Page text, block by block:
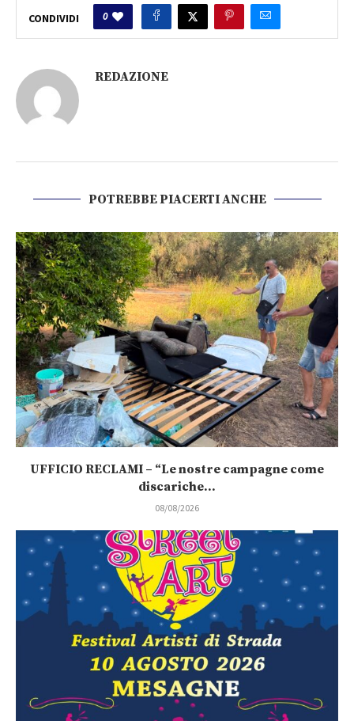
CONDIVIDI 0
REDAZIONE
POTREBBE PIACERTI ANCHE
UFFICIO RECLAMI – “Le nostre campagne come
discariche...
08/08/2026